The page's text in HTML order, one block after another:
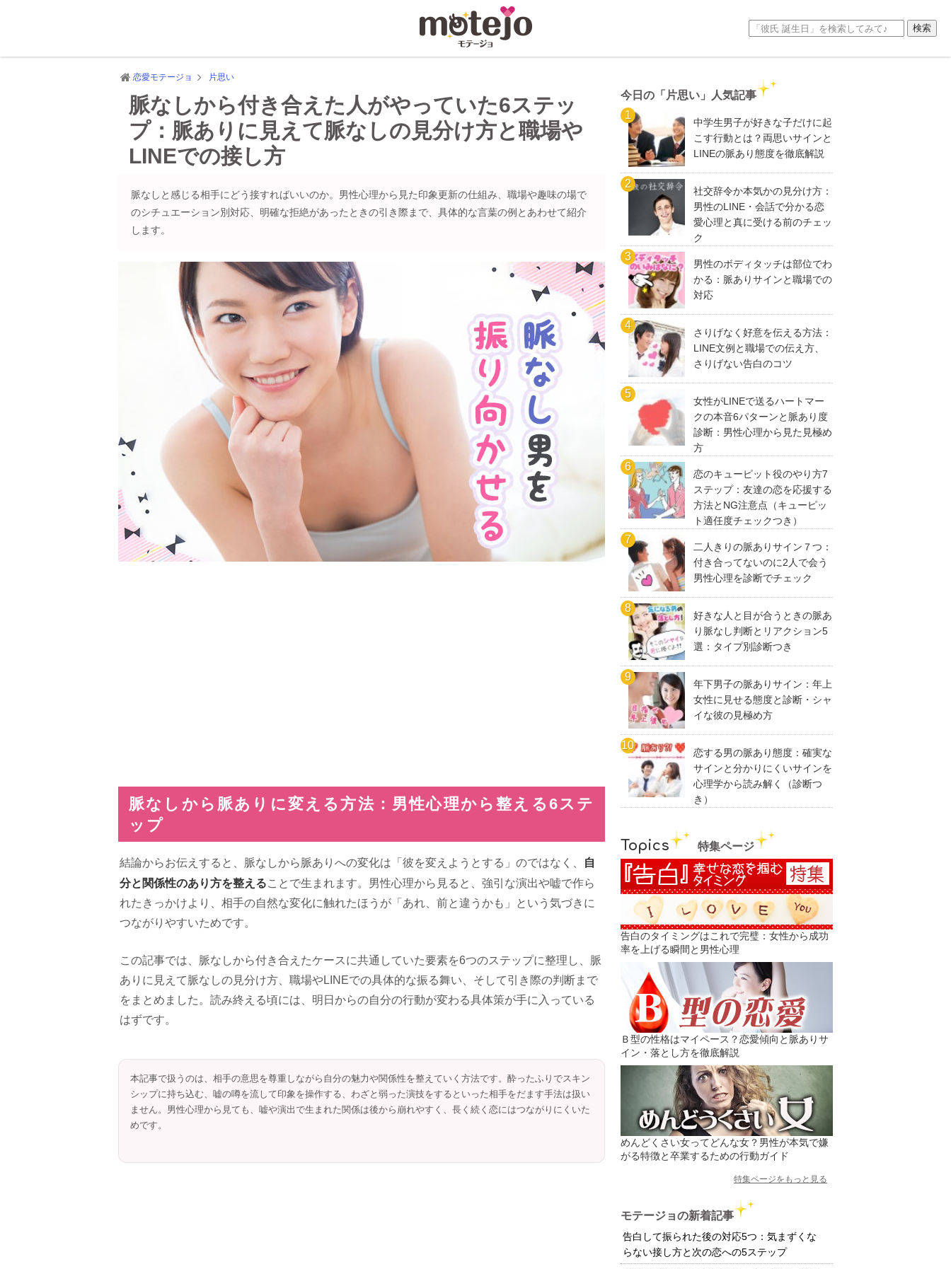
恋愛モテージョ 片思い
脈なしから付き合えた人がやっていた6ステッ
プ：脈ありに見えて脈なしの見分け方と職場や
LINEでの接し方
脈なしと感じる相手にどう接すればいいのか。男性心理から見た印象更新の仕組み、職場や趣味の場で
のシチュエーション別対応、明確な拒絶があったときの引き際まで、具体的な言葉の例とあわせて紹介
します。
脈なしから脈ありに変える方法：男性心理から整える6ステ
ップ
結論からお伝えすると、脈なしから脈ありへの変化は「彼を変えようとする」のではなく、
自
分と関係性のあり方を整えることで生まれます。男性心理から見ると、強引な演出や嘘で作ら
れたきっかけより、相手の自然な変化に触れたほうが「あれ、前と違うかも」という気づきに
つながりやすいためです。
この記事では、脈なしから付き合えたケースに共通していた要素を6つのステップに整理し、脈
ありに見えて脈なしの見分け方、職場やLINEでの具体的な振る舞い、そして引き際の判断まで
をまとめました。読み終える頃には、明日からの自分の行動が変わる具体策が手に入っている
はずです。
本記事で扱うのは、相手の意思を尊重しながら自分の魅力や関係性を整えていく方法です。酔ったふりでスキン
シップに持ち込む、嘘の噂を流して印象を操作する、わざと弱った演技をするといった相手をだます手法は扱い
ません。男性心理から見ても、嘘や演出で生まれた関係は後から崩れやすく、長く続く恋にはつながりにくいた
めです。
今日の「片思い」人気記事
中学生男子が好きな子だけに起
こす行動とは？両思いサインと
LINEの脈あり態度を徹底解説
社交辞令か本気かの見分け方：
男性のLINE・会話で分かる恋
愛心理と真に受ける前のチェッ
ク
男性のボディタッチは部位でわ
かる：脈ありサインと職場での
対応
さりげなく好意を伝える方法：
LINE文例と職場での伝え方、
さりげない告白のコツ
女性がLINEで送るハートマー
クの本音6パターンと脈あり度
診断：男性心理から見た見極め
方
恋のキューピット役のやり方7
ステップ：友達の恋を応援する
方法とNG注意点（キューピッ
ト適任度チェックつき）
二人きりの脈ありサイン７つ：
付き合ってないのに2人で会う
男性心理を診断でチェック
好きな人と目が合うときの脈あ
り脈なし判断とリアクション5
選：タイプ別診断つき
年下男子の脈ありサイン：年上
女性に見せる態度と診断・シャ
イな彼の見極め方
恋する男の脈あり態度：確実な
サインと分かりにくいサインを
心理学から読み解く（診断つ
き）
Topics 特集ページ
告白のタイミングはこれで完璧：女性から成功
率を上げる瞬間と男性心理
Ｂ型の性格はマイペース？恋愛傾向と脈ありサ
イン・落とし方を徹底解説
めんどくさい女ってどんな女？男性が本気で嫌
がる特徴と卒業するための行動ガイド
特集ページをもっと見る
モテージョの新着記事
告白して振られた後の対応5つ：気まずくな
らない接し方と次の恋への5ステップ